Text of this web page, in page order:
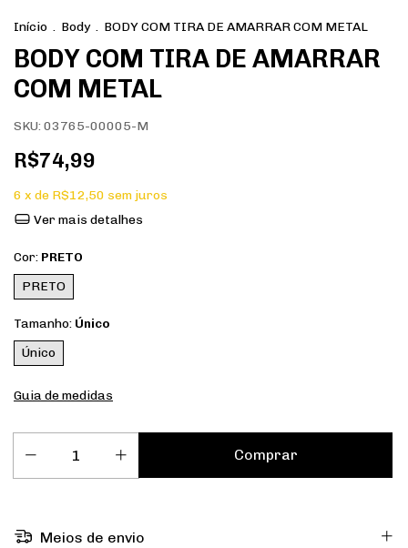
Início . Body . BODY COM TIRA DE AMARRAR COM METAL
BODY COM TIRA DE AMARRAR
COM METAL
SKU: 03765-00005-M
R$74,99
6 x de R$12,50 sem juros
Ver mais detalhes
Cor: PRETO
PRETO
Tamanho: Único
Único
Guia de medidas
Meios de envio